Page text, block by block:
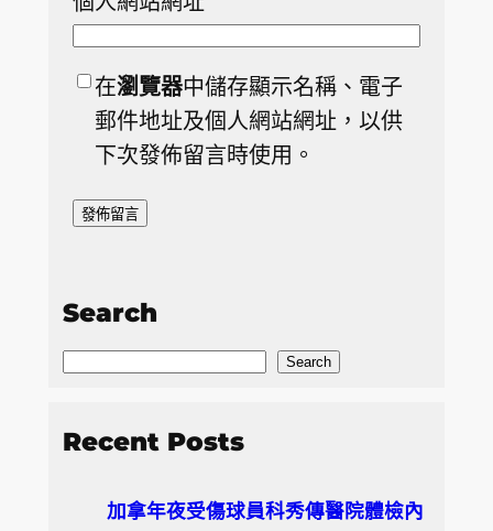
在瀏覽器中儲存顯示名稱、電子
郵件地址及個人網站網址，以供
下次發佈留言時使用。
Search
S
a
Search
Recent Posts
加拿年夜受傷球員科秀傳醫院體檢內